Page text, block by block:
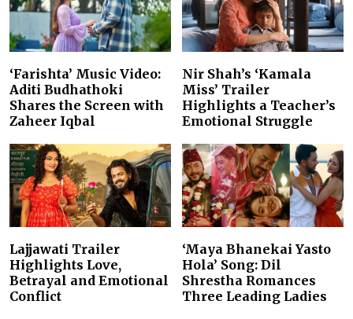
‘Farishta’ Music Video:
Aditi Budhathoki
Shares the Screen with
Zaheer Iqbal
Nir Shah’s ‘Kamala
Miss’ Trailer
Highlights a Teacher’s
Emotional Struggle
Lajjawati Trailer
Highlights Love,
Betrayal and Emotional
Conflict
‘Maya Bhanekai Yasto
Hola’ Song: Dil
Shrestha Romances
Three Leading Ladies